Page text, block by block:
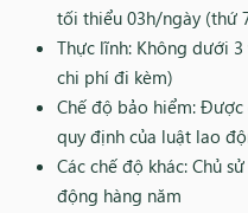
tối thiểu 03h/ngày (thứ
Thực lĩnh: Không dưới
chi phí đi kèm)
Chế độ bảo hiểm:
quy định của luật lao
Các chế độ khác: Chủ
động hàng năm